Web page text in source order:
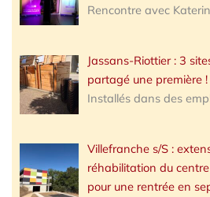
Rencontre avec
Jassans-Riottier : 3
partagé une première !
Installés dans des
Villefranche s/S :
réhabilitation du
pour une rentrée en